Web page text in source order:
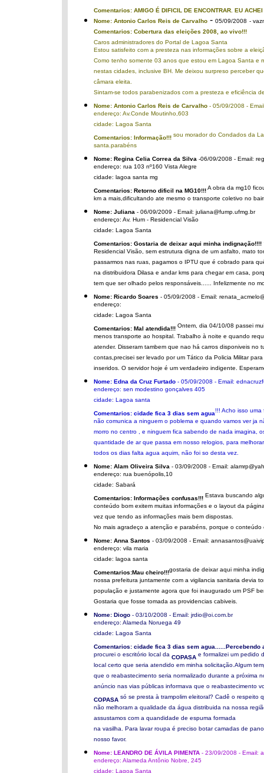
Comentarios: AMIGO É DIFICIL DE ENCONTRAR. EU
Nome: Antonio Carlos Reis de Carvalho - 05/09/2008 -
Comentarios: Cobertura das eleições 2008, ao vivo!!!
Caros administradores do Portal de Lagoa Santa
Estou satisfeito com a presteza nas informações sobre a
Como tenho somente 03 anos que estou em Lagoa Santa e
nestas cidades, inclusive BH. Me deixou surpreso perceber
câmara eleita.
Sintam-se todos parabenizados com a presteza e eficiência
Nome: Antonio Carlos Reis de Carvalho - 05/09/2008 -
endereço: Av.Conde Moutinho,603
cidade: Lagoa Santa
Comentarios: Informação!!! sou morador do Condados da
santa.parabéns
Nome: Regina Celia Correa da Silva -06/09/2008 - Email:
endereço: rua 103 nº160 Vista Alegre
cidade: lagoa santa mg
Comentarios: Retorno dificil na MG10!!!A obra da mg10
km a mais,dificultando ate mesmo o transporte coletivo no
Nome: Juliana - 06/09/2009 - Email: juliana@fump.ufmg.br
endereço: Av. Hum - Residencial Visão
cidade: Lagoa Santa
Comentarios: Gostaria de deixar aqui minha indignação!!!!
Residencial Visão, sem estrutura digna de um asfalto, mato
passarmos nas ruas, pagamos o IPTU que é cobrado para
na distribuidora Dilasa e andar kms para chegar em casa,
tem que ser olhado pelos responsáveis...... Infelizmente no
Nome: Ricardo Soares - 05/09/2008 - Email:
endereço:
cidade: Lagoa Santa
Comentarios: Mal atendida!!! Ontem, dia 04/10/08 passei
menos transporte ao hospital. Trabalho à noite e quando
atender. Disseram tambem que nao há carros disponiveis
contas,precisei ser levado por um Tático da Policia Militar
inseridos. O servidor hoje é um verdadeiro indigente.
Nome: Edna da Cruz Furtado - 05/09/2008 - Email:
endereço: sen modestino gonçalves 405
cidade: Lagoa santa
Comentarios: cidade fica 3 dias sem agua!!! Acho isso
não comunica a ninguem o poblema e quando vamos ver ja
morro no centro , e ninguem fica sabendo de nada imagina,
quantidade de ar que passa em nosso relogios, para
todos os dias falta agua aquim, não foi so desta vez.
Nome: Alam Oliveira Silva - 03/09/2008 - Email:
endereço: rua buenópolis,10
cidade: Sabará
Comentarios: Informações confusas!!! Estava buscando
conteúdo bom exitem muitas informações e o layout da
vez que tendo as informações mais bem dispostas.
No mais agradeço a atenção e parabéns, porque o conteúdo
Nome: Anna Santos - 03/09/2008 - Email:
endereço: vila maria
cidade: lagoa santa
Comentarios:Mau cheiro!!!gostaria de deixar aqui minha
nossa prefeitura juntamente com a vigilancia sanitaria devia
população e justamente agora que foi inaugurado um PSF
Gostaria que fosse tomada as providencias cabiveis.
Nome: Diogo - 03/10/2008 - Email: jrdio@oi.com.br
endereço: Alameda Noruega 49
cidade: Lagoa Santa
Comentarios: cidade fica 3 dias sem agua......Percebendo
procurei o escritório local da COPASA e formalizei um pedido
local certo que seria atendido em minha solicitação.Algum
que o reabastecimento seria normalizado durante a
anúncio nas vias públicas informava que o reabastecimento
COPASA só se presta à trampolim eleitoral? Cadê o
não melhoram a qualidade da água distribuida na nossa
assustamos com a quandidade de espuma formada
na vasilha. Para lavar roupa é preciso botar camadas de
nosso favor.
Nome: LEANDRO DE ÁVILA PIMENTA - 23/09/2008 - Email:
endereço: Alameda Antônio Nobre, 245